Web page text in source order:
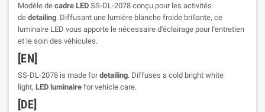
Modèle de cadre LED SS-DL-2078 conçu pour les activités
de detailing. Diffusant une lumière blanche froide brillante, ce
luminaire LED vous apporte le nécessaire d'éclairage pour l'entretien
et le soin des véhicules.
[EN]
SS-DL-2078 is made fordetailing. Diffuses a cold bright white
light, LED luminaire for vehicle care.
[DE]